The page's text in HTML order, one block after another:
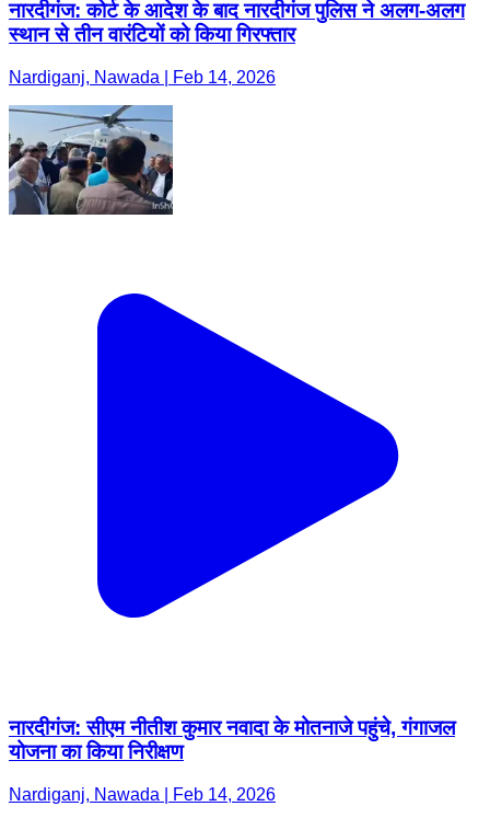
नारदीगंज: कोर्ट के आदेश के बाद नारदीगंज पुलिस ने अलग-अलग
स्थान से तीन वारंटियों को किया गिरफ्तार
Nardiganj, Nawada | Feb 14, 2026
नारदीगंज: सीएम नीतीश कुमार नवादा के मोतनाजे पहुंचे, गंगाजल
योजना का किया निरीक्षण
Nardiganj, Nawada | Feb 14, 2026